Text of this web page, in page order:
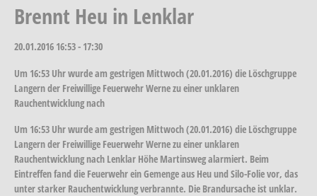
Brennt Heu in Lenklar
20.01.2016 16:53 - 17:30
Um 16:53 Uhr wurde am gestrigen Mittwoch (20.01.2016) die Löschgruppe
Langern der Freiwillige Feuerwehr Werne zu einer unklaren
Rauchentwicklung nach
Um 16:53 Uhr wurde am gestrigen Mittwoch (20.01.2016) die Löschgruppe
Langern der Freiwillige Feuerwehr Werne zu einer unklaren
Rauchentwicklung nach Lenklar Höhe Martinsweg alarmiert. Beim
Eintreffen fand die Feuerwehr ein Gemenge aus Heu und Silo-Folie vor, das
unter starker Rauchentwicklung verbrannte. Die Brandursache ist unklar.